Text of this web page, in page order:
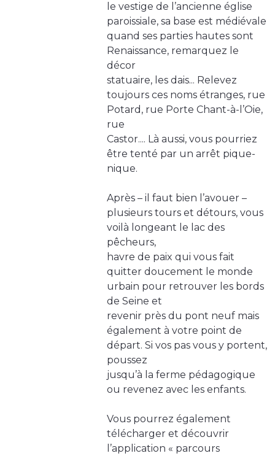
le vestige de l’ancienne église
paroissiale, sa base est médiévale
quand ses parties hautes sont
Renaissance, remarquez le
décor
statuaire, les dais... Relevez
toujours ces noms étranges, rue
Potard, rue Porte Chant-à-l’Oie,
rue
Castor.... Là aussi, vous pourriez
être tenté par un arrêt pique-
nique.
Après – il faut bien l’avouer –
plusieurs tours et détours, vous
voilà longeant le lac des
pêcheurs,
havre de paix qui vous fait
quitter doucement le monde
urbain pour retrouver les bords
de Seine et
revenir près du pont neuf mais
également à votre point de
départ. Si vos pas vous y portent,
poussez
jusqu’à la ferme pédagogique
ou revenez avec les enfants.
Vous pourrez également
télécharger et découvrir
l’application « parcours